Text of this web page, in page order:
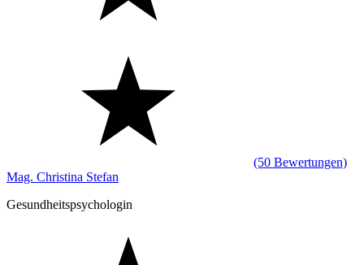
(50 Bewertungen)
Mag. Christina Stefan
Gesundheitspsychologin